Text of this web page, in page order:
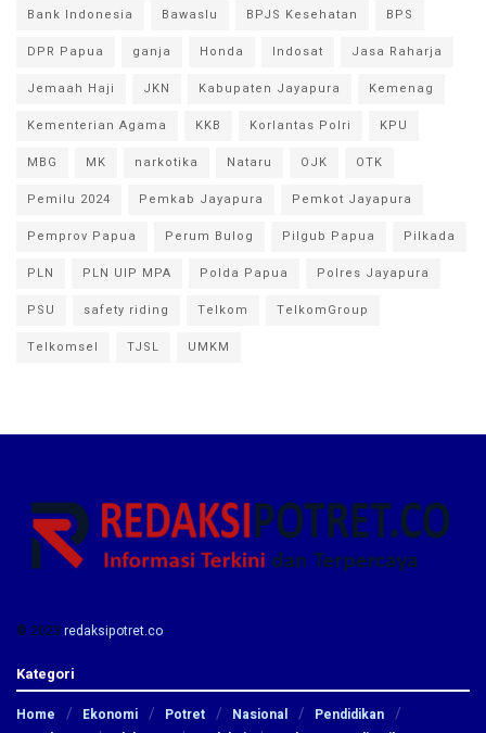
Bank Indonesia
Bawaslu BPJS Kesehatan
BPS
DPR Papua
ganja Honda Indosat
Jasa Raharja
Jemaah Haji
JKN Kabupaten Jayapura
Kemenag
Kementerian Agama
KKB Korlantas Polri
KPU
MBG
MK narkotika Nataru OJK
OTK
Pemilu 2024
Pemkab Jayapura
Pemkot Jayapura
Pemprov Papua
Perum Bulog Pilgub Papua
Pilkada
PLN
PLN UIP MPA Polda Papua
Polres Jayapura
PSU
safety riding Telkom
TelkomGroup
Telkomsel
TJSL UMKM
© 2023 redaksipotret.co-
Kategori
Home Ekonomi Potret Nasional
Pendidikan